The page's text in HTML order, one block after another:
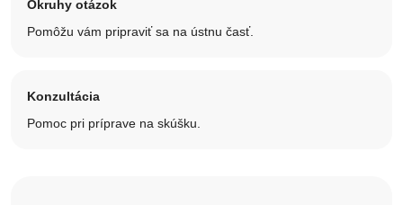
Okruhy otázok
Pomôžu vám pripraviť sa na ústnu časť.
Konzultácia
Pomoc pri príprave na skúšku.